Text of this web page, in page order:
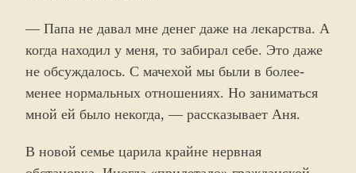
— Папа не давал мне денег даже на лекарства. А
когда находил у меня, то забирал себе. Это даже
не обсуждалось. С мачехой мы были в более-
менее нормальных отношениях. Но заниматься
мной ей было некогда, — рассказывает Аня.
В новой семье царила крайне нервная